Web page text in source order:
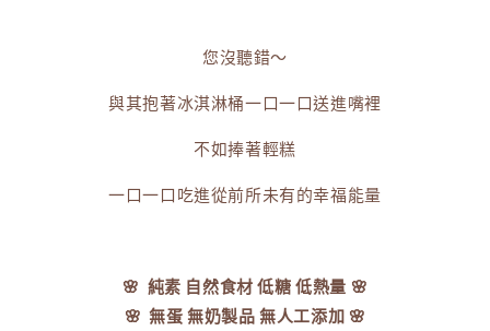
您沒聽錯～
與其抱著冰淇淋桶一口一口送進嘴裡
不如捧著輕糕
一口一口吃進從前所未有的幸福能量
🌸 純素 自然食材 低糖 低熱量 🌸
🌸 無蛋 無奶製品 無人工添加 🌸